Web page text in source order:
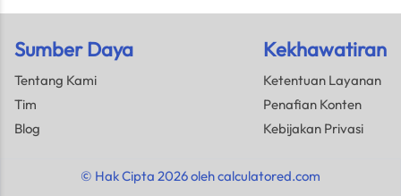
Sumber Daya
Tentang Kami
Tim
Blog
Kekhawatiran
Ketentuan Layanan
Penafian Konten
Kebijakan Privasi
© Hak Cipta 2026 oleh calculatored.com